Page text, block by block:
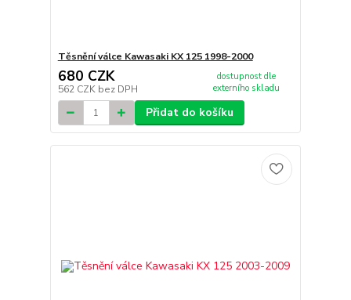
Těsnění válce Kawasaki KX 125 1998-2000
680 CZK
562 CZK bez DPH
dostupnost dle
externího skladu
Přidat do košíku